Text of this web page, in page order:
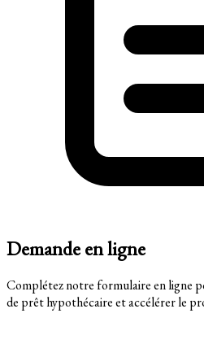
Demande en ligne
Complétez notre formulaire en ligne
de prêt hypothécaire et accélérer le